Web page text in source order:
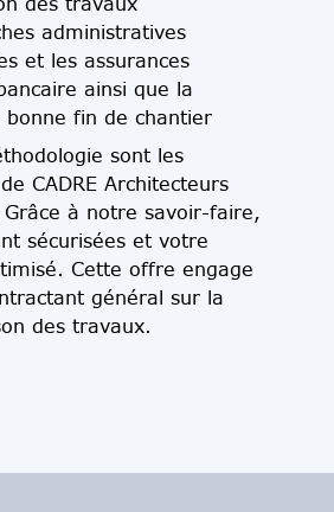
administratives
et les assurances
ainsi que la
bonne fin de chantier
sont les
CADRE Architecteurs
à notre savoir-faire,
sécurisées et votre
Cette offre engage
général sur la
des travaux.